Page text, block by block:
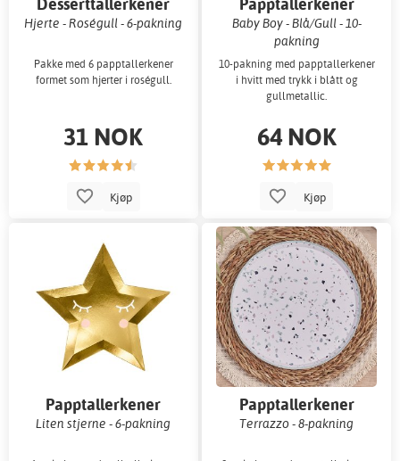
Desserttallerkener
Hjerte - Roségull - 6-pakning
Pakke med 6 papptallerkener
formet som hjerter i roségull.
31 NOK
Kjøp
Papptallerkener
Baby Boy - Blå/Gull - 10-
pakning
10-pakning med papptallerkener
i hvitt med trykk i blått og
gullmetallic.
64 NOK
Kjøp
Papptallerkener
Liten stjerne - 6-pakning
Papptallerkener
Terrazzo - 8-pakning